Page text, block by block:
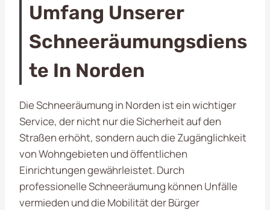
Umfang Unserer
Schneeräumungsdiens
Te In Norden
Die Schneeräumung in Norden ist ein wichtiger
Service, der nicht nur die Sicherheit auf den
Straßen erhöht, sondern auch die Zugänglichkeit
von Wohngebieten und öffentlichen
Einrichtungen gewährleistet. Durch
professionelle Schneeräumung können Unfälle
vermieden und die Mobilität der Bürger